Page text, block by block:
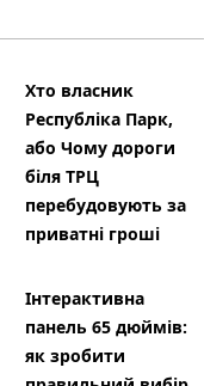
Хто власник
Республіка Парк,
або Чому дороги
біля ТРЦ
перебудовують за
приватні гроші
Інтерактивна
панель 65 дюймів:
як зробити